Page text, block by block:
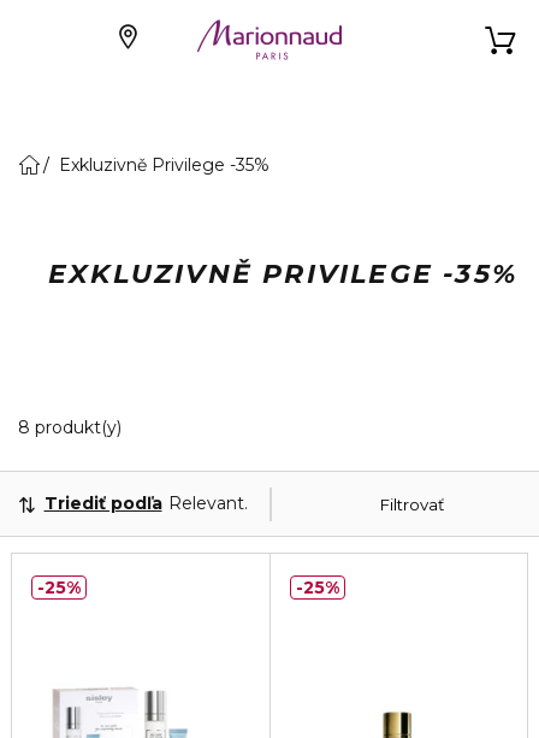
Exkluzivně Privilege -35%
EXKLUZIVNĚ PRIVILEGE -35%
8 produkt(y)
Filtrovať
Triediť podľa Relevantnosť
25% 25%